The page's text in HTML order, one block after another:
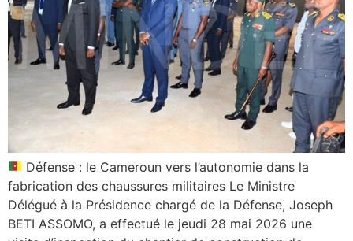
Défense : le Cameroun vers l’autonomie dans la
fabrication des chaussures militaires Le Ministre
Délégué à la Présidence chargé de la Défense, Joseph
BETI ASSOMO, a effectué le jeudi 28 mai 2026 une